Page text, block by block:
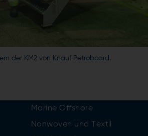
der KM2 von Knauf Petroboard.
Marine Offshore
Nonwoven und Textil